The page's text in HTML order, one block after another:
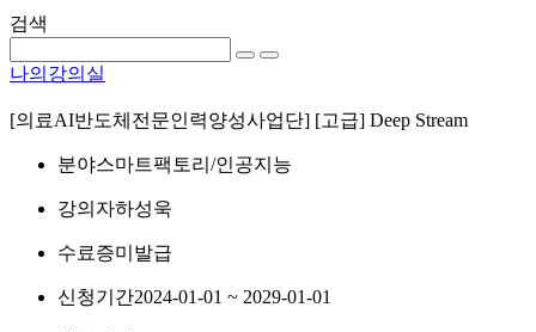
검색
나의강의실
[의료AI반도체전문인력양성사업단] [고급] Deep Stream
분야스마트팩토리/인공지능
강의자하성욱
수료증미발급
신청기간2024-01-01 ~ 2029-01-01